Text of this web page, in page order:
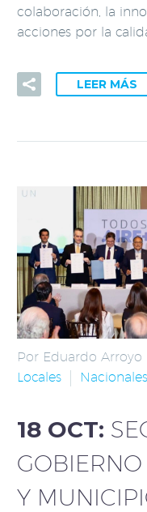
colaboración, la
acciones por la
LEER MÁS
Por Eduardo Arroyo
Locales
Nacionales
18 OCT:
Y